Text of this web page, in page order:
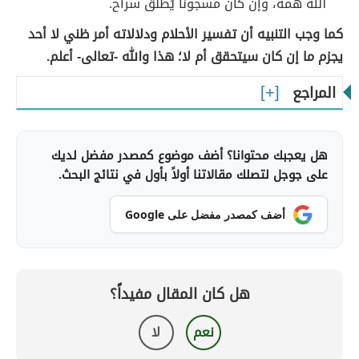
كما وجب التنبيه أن تفسير الأحلام ودلالاته أمر ظني لا أحد
يجزم ما إن كان سيتحقق أم لا؛ هذا والله -تعالى- أعلم.
المراجع
هل يعجبك محتوانا؟ أضف موضوع كمصدر مفضل لديك
على جوجل لتصلك مقالاتنا أولاً بأول في نتائج البحث.
أضف كمصدر مفضل على Google
هل كان المقال مفيداً؟
نعم لا